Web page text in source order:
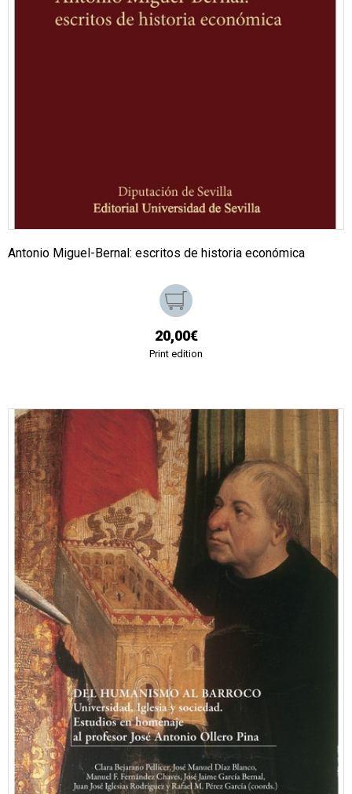
Antonio Miguel-Bernal: escritos de historia económica
20,00€
Print edition